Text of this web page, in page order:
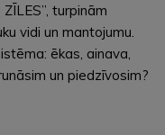
turpinām
vidi un mantojumu.
ēkas, ainava,
un piedzīvosim?